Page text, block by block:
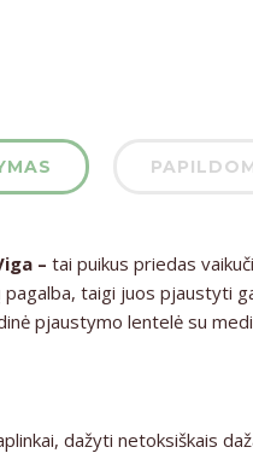
– tai puikus priedas
pagalba, taigi juos pjaustyti
pjaustymo lentelė su
dažyti netoksiškais